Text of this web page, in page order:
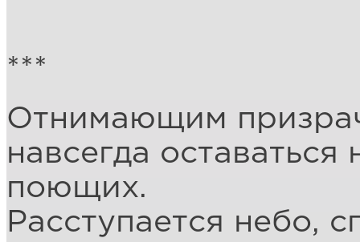
***
Отнимающим
навсегда
поющих.
Расступается небо,